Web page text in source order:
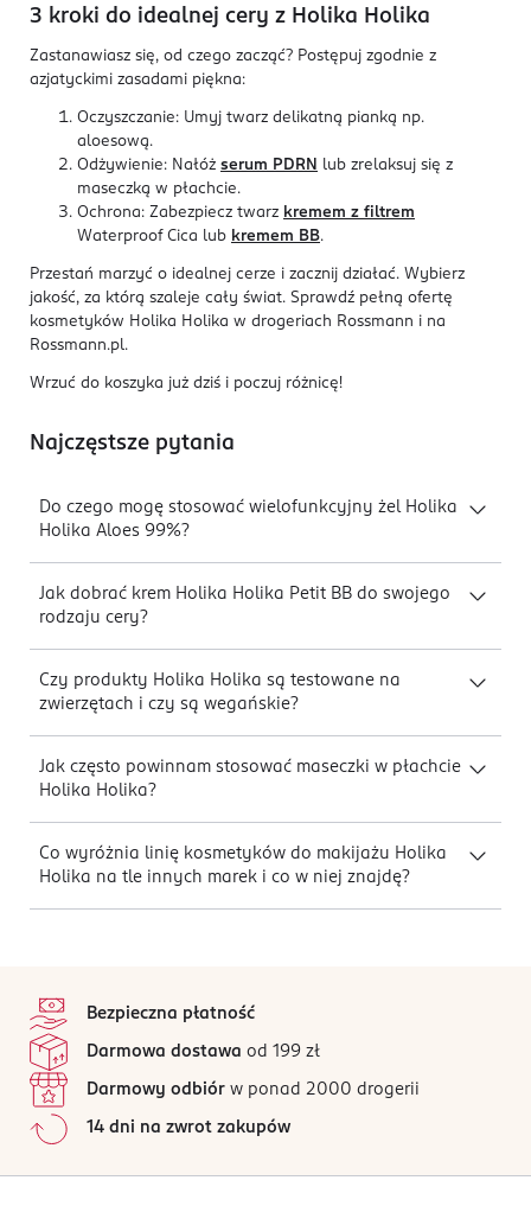
3 kroki do idealnej cery z Holika Holika
Zastanawiasz się, od czego zacząć? Postępuj zgodnie z
azjatyckimi zasadami piękna:
Oczyszczanie: Umyj twarz delikatną pianką np.
aloesową.
Odżywienie: Nałóż serum PDRN
lub zrelaksuj się z
maseczką w płachcie.
Ochrona: Zabezpiecz twarz kremem z filtrem
Waterproof Cica lub kremem BB.
Przestań marzyć o idealnej cerze i zacznij działać. Wybierz
jakość, za którą szaleje cały świat. Sprawdź pełną ofertę
kosmetyków Holika Holika w drogeriach Rossmann i na
Rossmann.pl.
Wrzuć do koszyka już dziś i poczuj różnicę!
Najczęstsze pytania
Do czego mogę stosować wielofunkcyjny żel Holika
Holika Aloes 99%?
Jak dobrać krem Holika Holika Petit BB do swojego
rodzaju cery?
Czy produkty Holika Holika są testowane na
zwierzętach i czy są wegańskie?
Jak często powinnam stosować maseczki w płachcie
Holika Holika?
Co wyróżnia linię kosmetyków do makijażu Holika
Holika na tle innych marek i co w niej znajdę?
Bezpieczna płatność
Darmowa dostawa od 199 zł
Darmowy odbiór w ponad 2000 drogerii
14 dni na zwrot zakupów